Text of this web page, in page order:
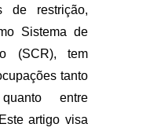
de restrição,
Sistema de
(SCR), tem
tanto
entre
artigo visa